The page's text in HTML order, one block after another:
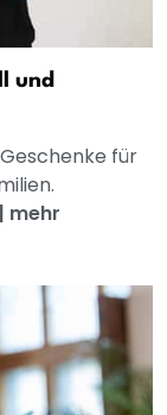
und
für
| mehr